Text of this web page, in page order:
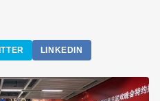
LINKEDIN